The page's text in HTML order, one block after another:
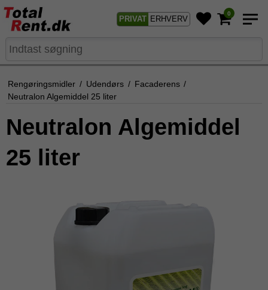
PRIVAT ERHVERV
0
Rengøringsmidler / Udendørs / Facaderens /
Neutralon Algemiddel 25 liter
Neutralon Algemiddel
25 liter